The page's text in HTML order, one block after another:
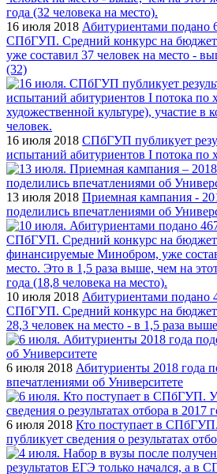
16 июля 2018 Абитуриентами подано
СПбГУП. Средний конкурс на
уже составил 37 человек на место -
(32)
16 июля 2018 СПбГУП публикует
испытаний абитуриентов I потока по
13 июля 2018 Приемная кампания -
поделились впечатлениями об
10 июля 2018 Абитуриентами подано
СПбГУП. Средний конкурс на
28,3 человек на место - в 1,5 раза
6 июля 2018 Абитуриенты 2018 года
впечатлениями об Университете
6 июля 2018 Кто поступает в
публикует сведения о результатах